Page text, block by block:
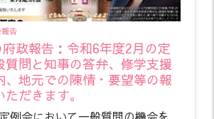
告
政報告：令和6年度2月の定
質問と知事の答弁、修学支援
、地元での陳情・要望等の報
だきます。